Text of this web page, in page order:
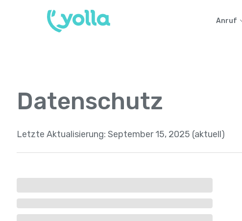
Anruf
Datenschutz
Letzte Aktualisierung: September 15, 2025 (aktuell)